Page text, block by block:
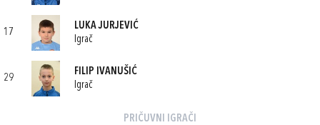
17
LUKA JURJEVIĆ
Igrač
29
FILIP IVANUŠIĆ
Igrač
PRIČUVNI IGRAČI